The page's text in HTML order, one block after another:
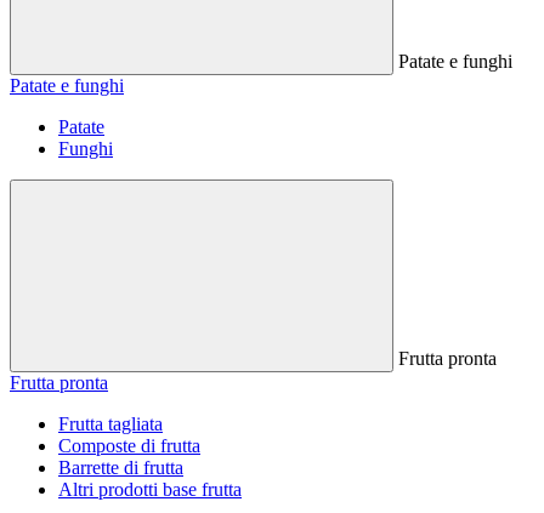
Patate e funghi
Patate e funghi
Patate
Funghi
Frutta pronta
Frutta pronta
Frutta tagliata
Composte di frutta
Barrette di frutta
Altri prodotti base frutta